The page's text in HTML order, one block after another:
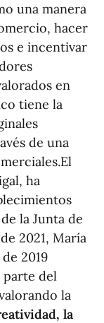
una manera
hacer
e incentivar
en
tiene la
de una
ha
la Junta de
2021, María
2019
parte del
la
la